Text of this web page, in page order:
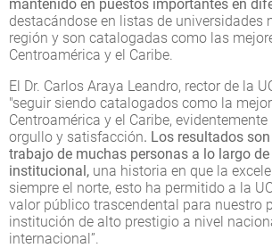
mantenido en puestos importantes en
destacándose en listas de universidades
región y son catalogadas como las
Centroamérica y el Caribe.
El Dr. Carlos Araya Leandro, rector de la
"seguir siendo catalogados como la
Centroamérica y el Caribe,
orgullo y satisfacción. Los resultados
trabajo de muchas personas a lo largo
institucional, una historia en que la
siempre el norte, esto ha permitido a la
valor público trascendental para nuestro
institución de alto prestigio a nivel
internacional”.